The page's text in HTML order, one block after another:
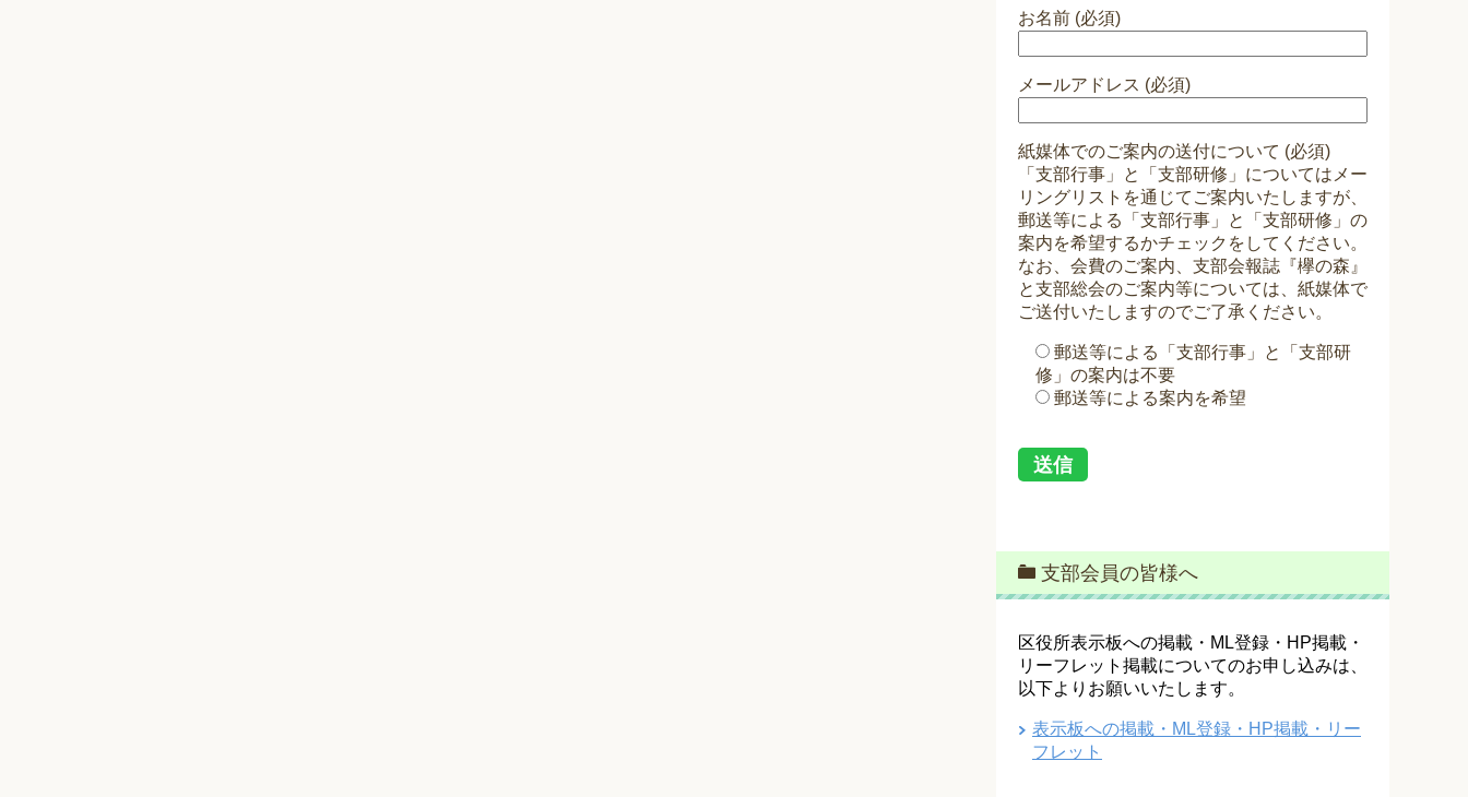
お名前 (必須)
メールアドレス (必須)
紙媒体でのご案内の送付について (必須)
「支部行事」と「支部研修」についてはメー
リングリストを通じてご案内いたしますが、
郵送等による「支部行事」と「支部研修」の
案内を希望するかチェックをしてください。
なお、会費のご案内、支部会報誌『欅の森』
と支部総会のご案内等については、紙媒体で
ご送付いたしますのでご了承ください。
郵送等による「支部行事」と「支部研
修」の案内は不要
郵送等による案内を希望
支部会員の皆様へ
区役所表示板への掲載・ML登録・HP掲載・
リーフレット掲載についてのお申し込みは、
以下よりお願いいたします。
表示板への掲載・ML登録・HP掲載・リー
フレット